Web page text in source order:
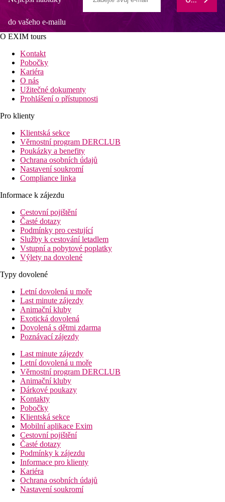
do vašeho e-mailu
O EXIM tours
Kontakt
Pobočky
Kariéra
O nás
Užitečné dokumenty
Prohlášení o přístupnosti
Pro klienty
Klientská sekce
Věrnostní program DERCLUB
Poukázky a benefity
Ochrana osobních údajů
Nastavení soukromí
Compliance linka
Informace k zájezdu
Cestovní pojištění
Časté dotazy
Podmínky pro cestující
Služby k cestování letadlem
Vstupní a pobytové poplatky
Výlety na dovolené
Typy dovolené
Letní dovolená u moře
Last minute zájezdy
Animační kluby
Exotická dovolená
Dovolená s dětmi zdarma
Poznávací zájezdy
Last minute zájezdy
Letní dovolená u moře
Věrnostní program DERCLUB
Animační kluby
Dárkové poukazy
Kontakty
Pobočky
Klientská sekce
Mobilní aplikace Exim
Cestovní pojištění
Časté dotazy
Podmínky k zájezdu
Informace pro klienty
Kariéra
Ochrana osobních údajů
Nastavení soukromí